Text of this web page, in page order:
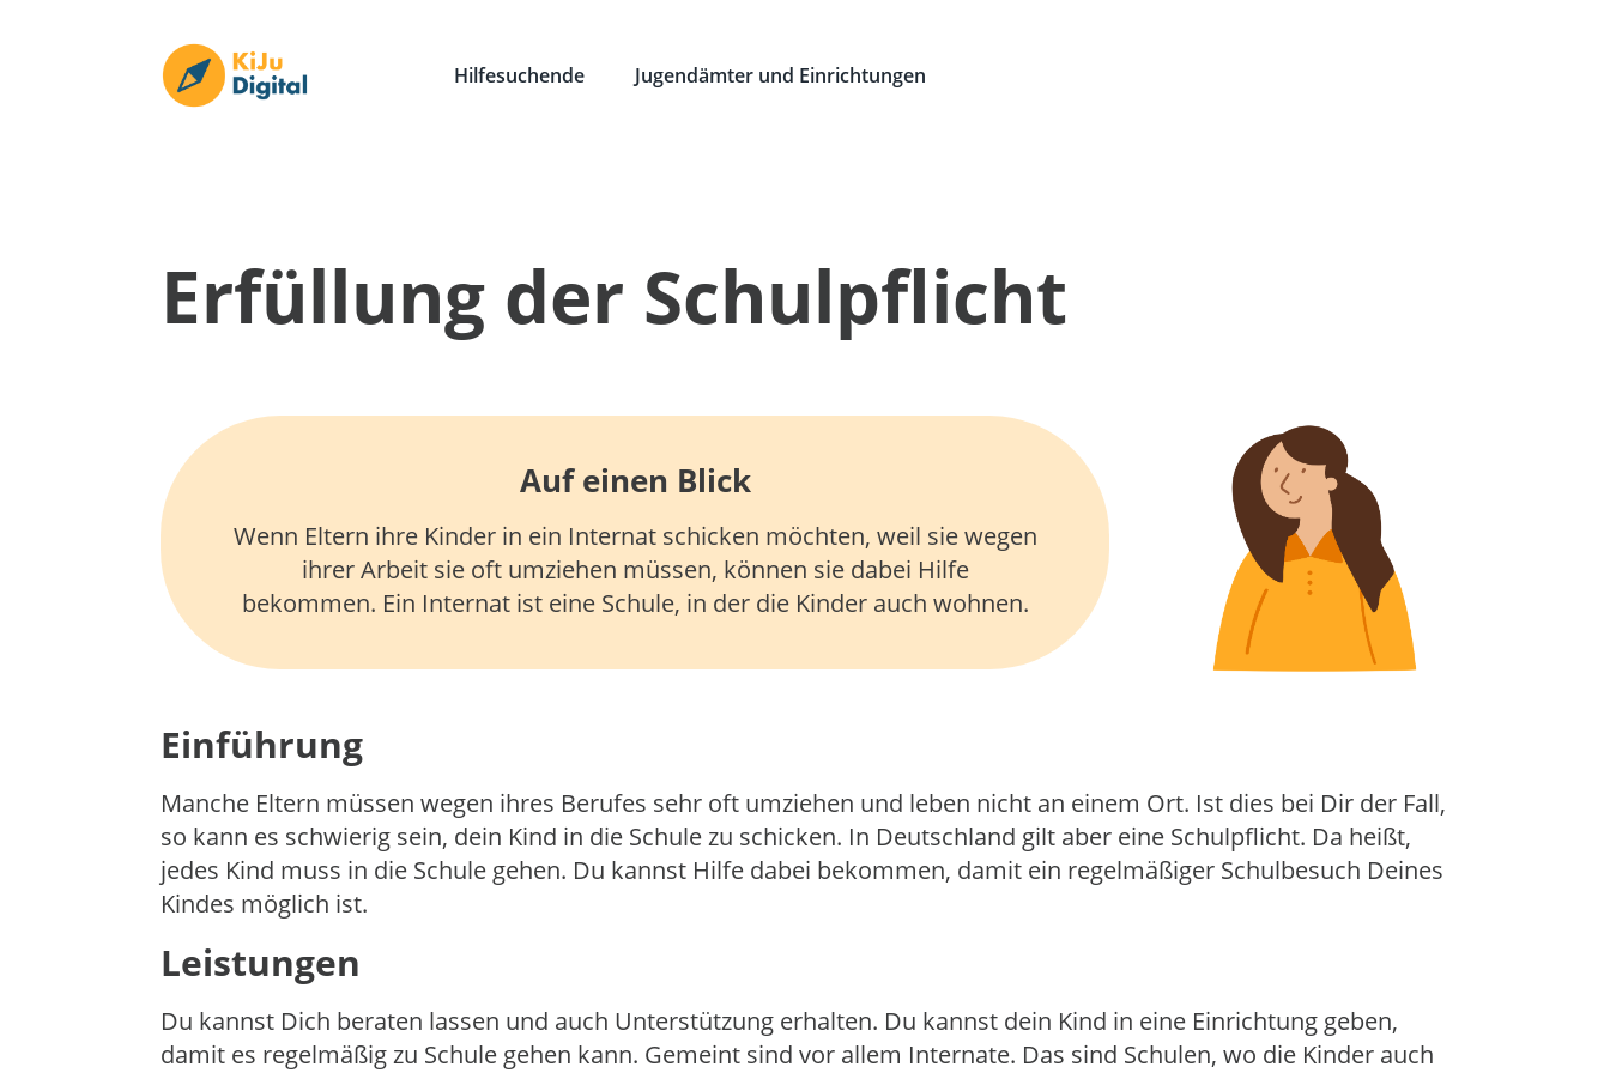
Hilfesuchende Jugendämter und Einrichtungen
Erfüllung der Schulpflicht
Auf einen Blick
Wenn Eltern ihre Kinder in ein Internat schicken möchten, weil sie wegen
ihrer Arbeit sie oft umziehen müssen, können sie dabei Hilfe
bekommen. Ein Internat ist eine Schule, in der die Kinder auch wohnen.
Einführung
Manche Eltern müssen wegen ihres Berufes sehr oft umziehen und leben nicht an einem Ort. Ist dies bei Dir der Fall,
so kann es schwierig sein, dein Kind in die Schule zu schicken. In Deutschland gilt aber eine Schulpflicht. Da heißt,
jedes Kind muss in die Schule gehen. Du kannst Hilfe dabei bekommen, damit ein regelmäßiger Schulbesuch Deines
Kindes möglich ist.
Leistungen
Du kannst Dich beraten lassen und auch Unterstützung erhalten. Du kannst dein Kind in eine Einrichtung geben,
damit es regelmäßig zu Schule gehen kann. Gemeint sind vor allem Internate. Das sind Schulen, wo die Kinder auch